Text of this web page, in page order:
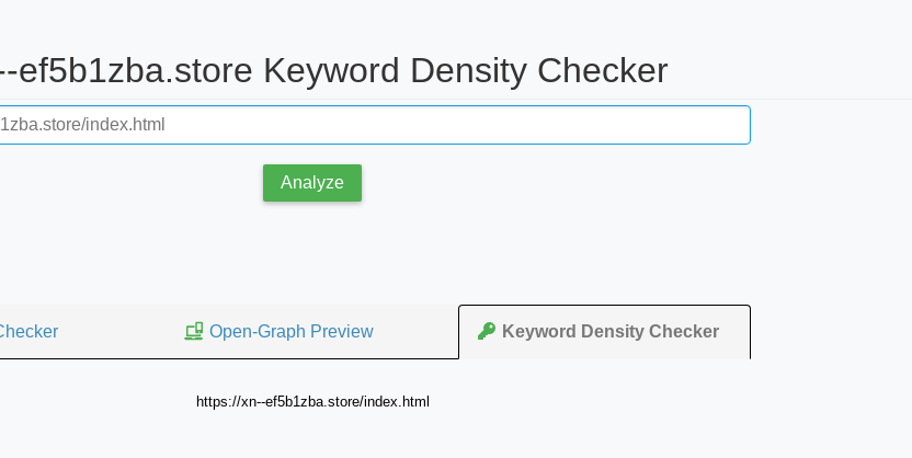
ef5b1zba.store Keyword Density Checker
Analyze
Open-Graph Preview Keyword Density Checker
https://xn--ef5b1zba.store/index.html